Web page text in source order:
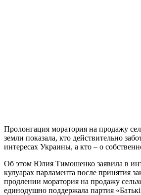
Пролонгация моратория на продажу
земли показала, кто действительно
интересах Украины, а кто – о
Об этом Юлия Тимошенко заявила в
кулуарах парламента после принятия
продлении моратория на продажу
единодушно поддержала партия